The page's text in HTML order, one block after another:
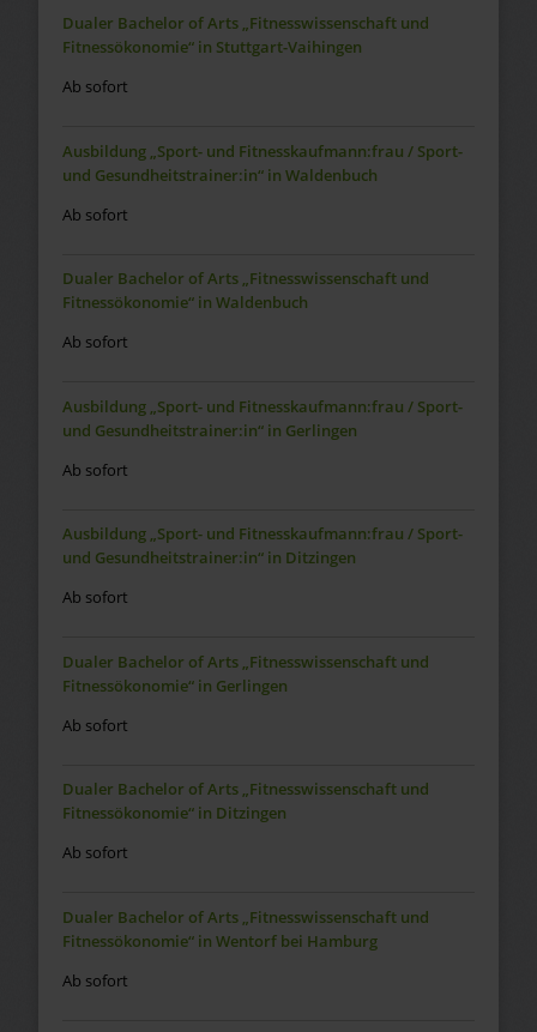
Dualer Bachelor of Arts „Fitnesswissenschaft und
Fitnessökonomie“ in Stuttgart-Vaihingen
Ab sofort
Ausbildung „Sport- und Fitnesskaufmann:frau / Sport-
und Gesundheitstrainer:in“ in Waldenbuch
Ab sofort
Dualer Bachelor of Arts „Fitnesswissenschaft und
Fitnessökonomie“ in Waldenbuch
Ab sofort
Ausbildung „Sport- und Fitnesskaufmann:frau / Sport-
und Gesundheitstrainer:in“ in Gerlingen
Ab sofort
Ausbildung „Sport- und Fitnesskaufmann:frau / Sport-
und Gesundheitstrainer:in“ in Ditzingen
Ab sofort
Dualer Bachelor of Arts „Fitnesswissenschaft und
Fitnessökonomie“ in Gerlingen
Ab sofort
Dualer Bachelor of Arts „Fitnesswissenschaft und
Fitnessökonomie“ in Ditzingen
Ab sofort
Dualer Bachelor of Arts „Fitnesswissenschaft und
Fitnessökonomie“ in Wentorf bei Hamburg
Ab sofort